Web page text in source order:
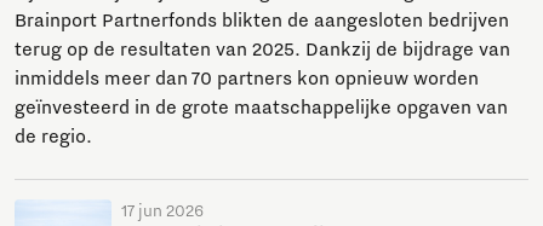
Brainport Partnerfonds blikten de aangesloten bedrijven
terug op de resultaten van 2025. Dankzij de bijdrage van
inmiddels meer dan 70 partners kon opnieuw worden
geïnvesteerd in de grote maatschappelijke opgaven van
de regio.
17 jun 2026